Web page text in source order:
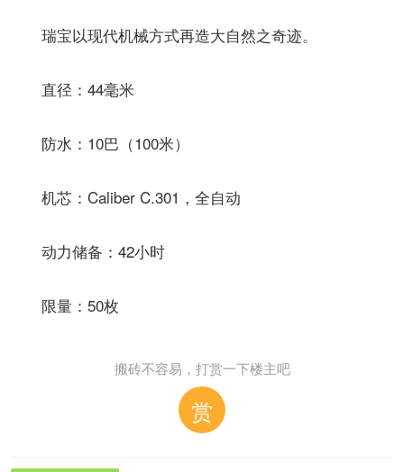
瑞宝以现代机械方式再造大自然之奇迹。
直径：44毫米
防水：10巴（100米）
机芯：Caliber C.301，全自动
动力储备：42小时
限量：50枚
搬砖不容易，打赏一下楼主吧
赏